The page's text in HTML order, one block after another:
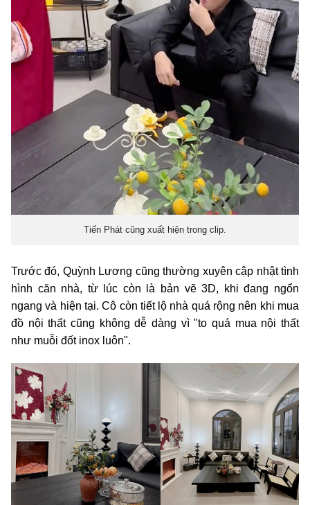
Tiến Phát cũng xuất hiện trong clip.
Trước đó, Quỳnh Lương cũng thường xuyên cập nhật tình
hình căn nhà, từ lúc còn là bản vẽ 3D, khi đang ngổn
ngang và hiện tại. Cô còn tiết lộ nhà quá rộng nên khi mua
đồ nội thất cũng không dễ dàng vì "to quá mua nội thất
như muỗi đốt inox luôn".